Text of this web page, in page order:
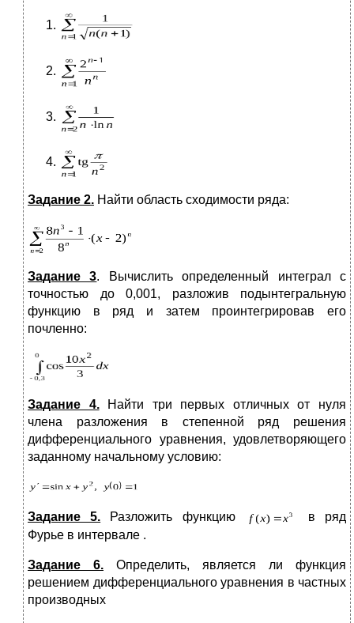
Задание 2. Найти область сходимости ряда:
Задание 3. Вычислить определенный интеграл с
точностью до 0,001, разложив подынтегральную
функцию в ряд и затем проинтегрировав его
почленно:
Задание 4.Найти три первых отличных от нуля
члена разложения в степенной ряд решения
дифференциального уравнения, удовлетворяющего
заданному начальному условию:
Задание 5. Разложить функцию
в ряд
Фурье в интервале .
Задание 6. Определить, является ли функция
решением дифференциального уравнения в частных
производных